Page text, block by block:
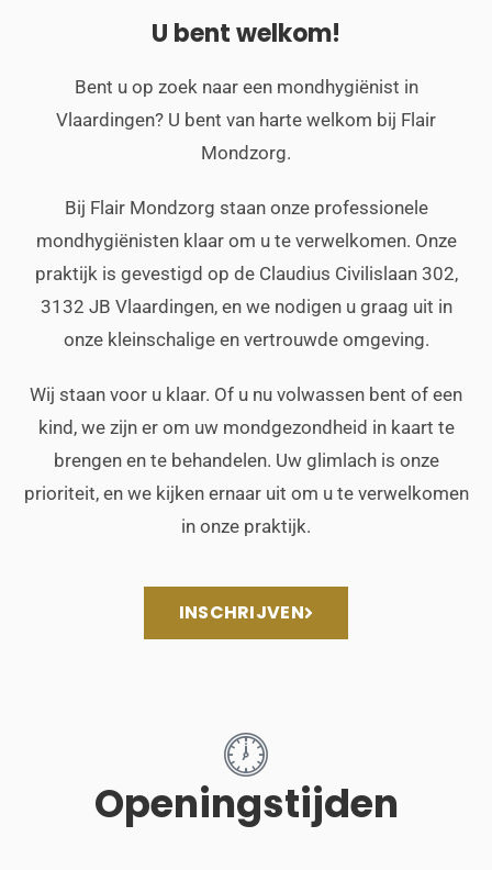
U bent welkom!
Bent u op zoek naar een mondhygiënist in
Vlaardingen? U bent van harte welkom bij Flair
Mondzorg.
Bij Flair Mondzorg staan onze professionele
mondhygiënisten klaar om u te verwelkomen. Onze
praktijk is gevestigd op de Claudius Civilislaan 302,
3132 JB Vlaardingen, en we nodigen u graag uit in
onze kleinschalige en vertrouwde omgeving.
Wij staan voor u klaar. Of u nu volwassen bent of een
kind, we zijn er om uw mondgezondheid in kaart te
brengen en te behandelen. Uw glimlach is onze
prioriteit, en we kijken ernaar uit om u te verwelkomen
in onze praktijk.
INSCHRIJVEN
Openingstijden